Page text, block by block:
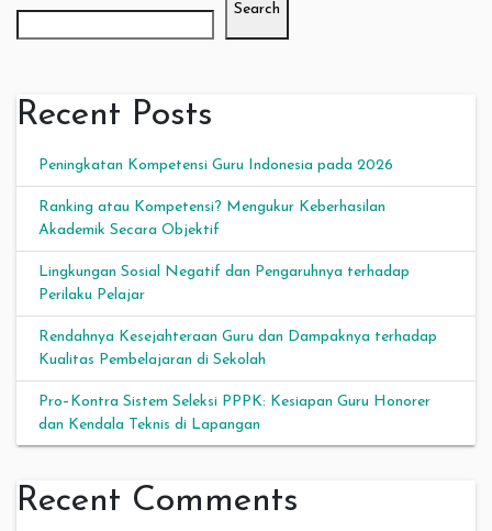
Search
Recent Posts
Peningkatan Kompetensi Guru Indonesia pada 2026
Ranking atau Kompetensi? Mengukur Keberhasilan
Akademik Secara Objektif
Lingkungan Sosial Negatif dan Pengaruhnya terhadap
Perilaku Pelajar
Rendahnya Kesejahteraan Guru dan Dampaknya terhadap
Kualitas Pembelajaran di Sekolah
Pro–Kontra Sistem Seleksi PPPK: Kesiapan Guru Honorer
dan Kendala Teknis di Lapangan
Recent Comments